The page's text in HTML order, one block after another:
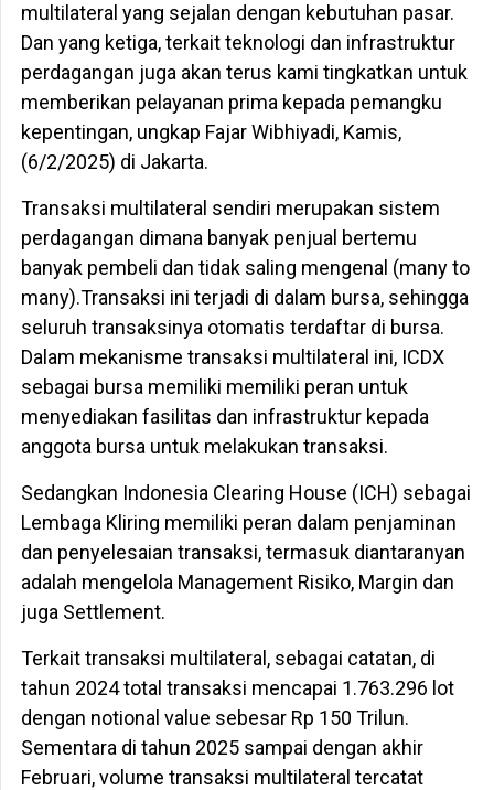
multilateral yang sejalan dengan kebutuhan pasar.
Dan yang ketiga, terkait teknologi dan infrastruktur
perdagangan juga akan terus kami tingkatkan untuk
memberikan pelayanan prima kepada pemangku
kepentingan, ungkap Fajar Wibhiyadi, Kamis,
(6/2/2025) di Jakarta.
Transaksi multilateral sendiri merupakan sistem
perdagangan dimana banyak penjual bertemu
banyak pembeli dan tidak saling mengenal (many to
many).Transaksi ini terjadi di dalam bursa, sehingga
seluruh transaksinya otomatis terdaftar di bursa.
Dalam mekanisme transaksi multilateral ini, ICDX
sebagai bursa memiliki memiliki peran untuk
menyediakan fasilitas dan infrastruktur kepada
anggota bursa untuk melakukan transaksi.
Sedangkan Indonesia Clearing House (ICH) sebagai
Lembaga Kliring memiliki peran dalam penjaminan
dan penyelesaian transaksi, termasuk diantaranyan
adalah mengelola Management Risiko, Margin dan
juga Settlement.
Terkait transaksi multilateral, sebagai catatan, di
tahun 2024 total transaksi mencapai 1.763.296 lot
dengan notional value sebesar Rp 150 Trilun.
Sementara di tahun 2025 sampai dengan akhir
Februari, volume transaksi multilateral tercatat